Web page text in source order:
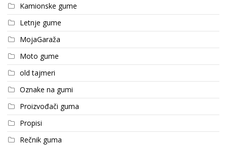
Kamionske gume
Letnje gume
MojaGaraža
Moto gume
old tajmeri
Oznake na gumi
Proizvođači guma
Propisi
Rečnik guma